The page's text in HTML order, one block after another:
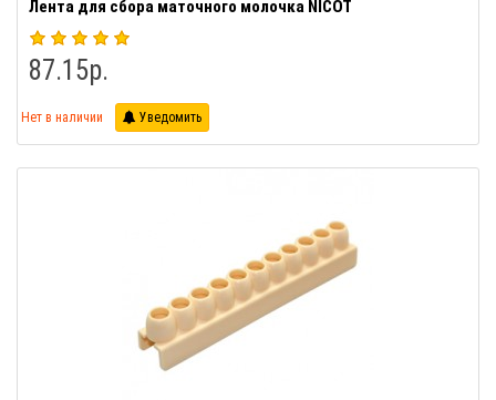
Лента для сбора маточного молочка NICOT
87.15р.
Нет в наличии Уведомить